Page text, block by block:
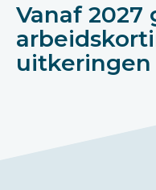
Vanaf 2027
uitkeringen